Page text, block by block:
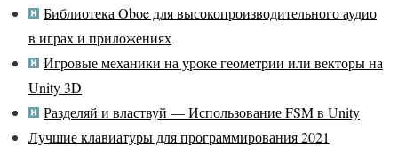
Библиотека Oboe для высокопроизводительного аудио
в играх и приложениях
Игровые механики на уроке геометрии или векторы на
Unity 3D
Разделяй и властвуй — Использование FSM в Unity
Лучшие клавиатуры для программирования 2021